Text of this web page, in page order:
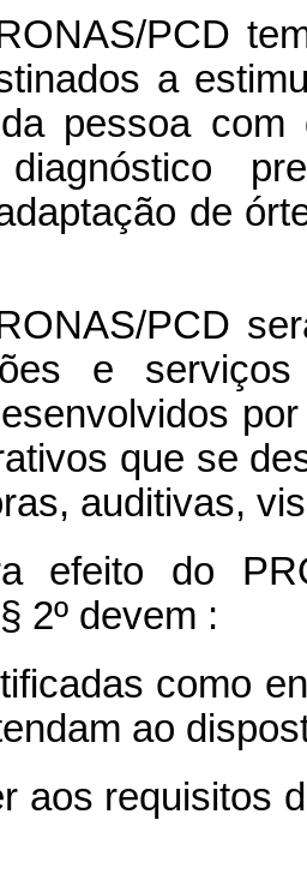
PCD
a
pessoa com
diagnóstico
de
PCD
e
que se
auditivas,
efeito do
2º devem :
como
ao
aos requisitos